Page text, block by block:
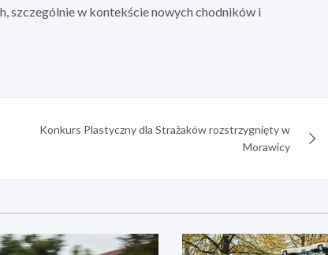
szczególnie w kontekście nowych chodników i
Konkurs Plastyczny dla Strażaków rozstrzygnięty w
Morawicy